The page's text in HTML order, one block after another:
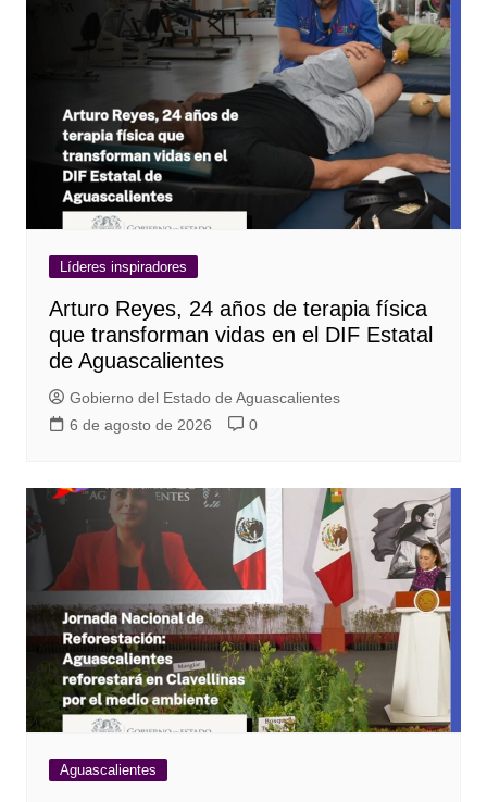
Líderes inspiradores
Arturo Reyes, 24 años de terapia física
que transforman vidas en el DIF Estatal
de Aguascalientes
Gobierno del Estado de Aguascalientes
6 de agosto de 2026
0
Aguascalientes